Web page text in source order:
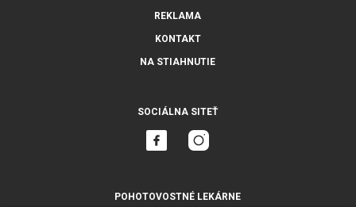
REKLAMA
KONTAKT
NA STIAHNUTIE
SOCIÁLNA SITEŤ
POHOTOVOSTNÉ LEKÁRNE